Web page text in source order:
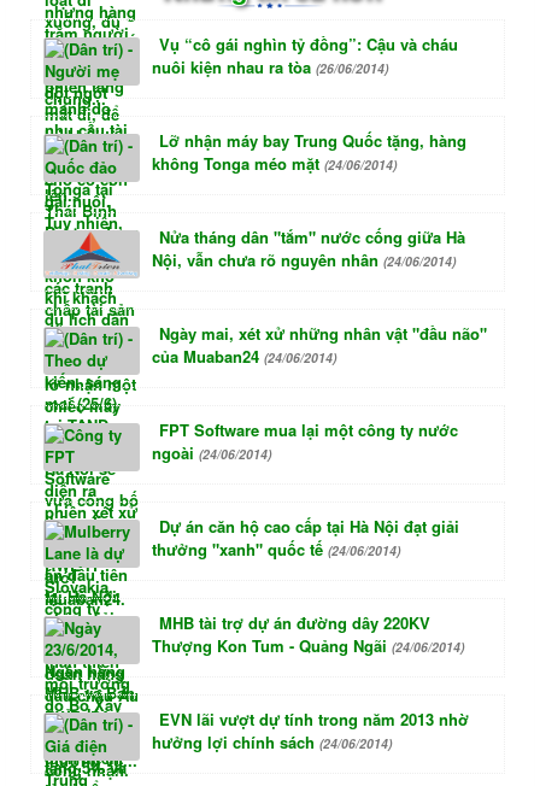
Vụ “cô gái nghìn tỷ đồng”: Cậu và cháu
nuôi kiện nhau ra tòa (26/06/2014)
Lỡ nhận máy bay Trung Quốc tặng, hàng
không Tonga méo mặt (24/06/2014)
Nửa tháng dân "tắm" nước cống giữa Hà
Nội, vẫn chưa rõ nguyên nhân (24/06/2014)
Ngày mai, xét xử những nhân vật "đầu não"
của Muaban24 (24/06/2014)
FPT Software mua lại một công ty nước
ngoài (24/06/2014)
Dự án căn hộ cao cấp tại Hà Nội đạt giải
thưởng "xanh" quốc tế (24/06/2014)
MHB tài trợ dự án đường dây 220KV
Thượng Kon Tum - Quảng Ngãi (24/06/2014)
EVN lãi vượt dự tính trong năm 2013 nhờ
hưởng lợi chính sách (24/06/2014)